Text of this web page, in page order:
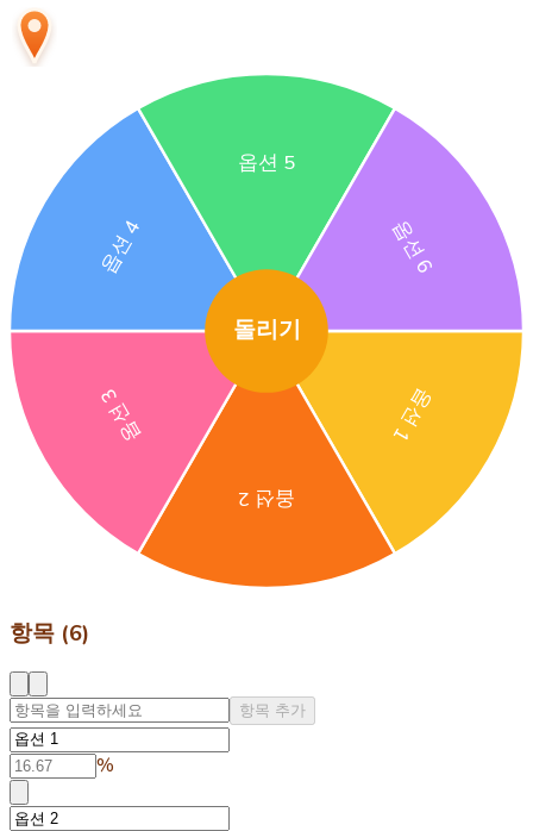
옵션 1
옵션 2
옵션 3
옵션 4
옵션 5
옵션 6
돌리기
항목 (6)
항목 추가
%